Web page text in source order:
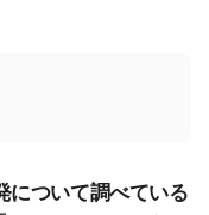
について調べている